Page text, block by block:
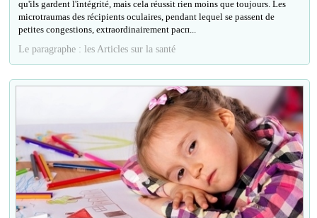
qu'ils gardent l'intégrité, mais cela réussit rien moins que toujours. Les
microtraumas des récipients oculaires, pendant lequel se passent de
petites congestions, extraordinairement расп...
Le paragraphe : les Articles sur la santé